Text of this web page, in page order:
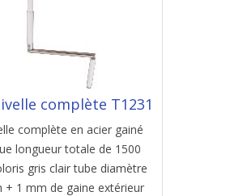
complète T1231
complète en acier gainé
longueur totale de 1500
gris clair tube diamètre
+ 1 mm de gaine extérieur